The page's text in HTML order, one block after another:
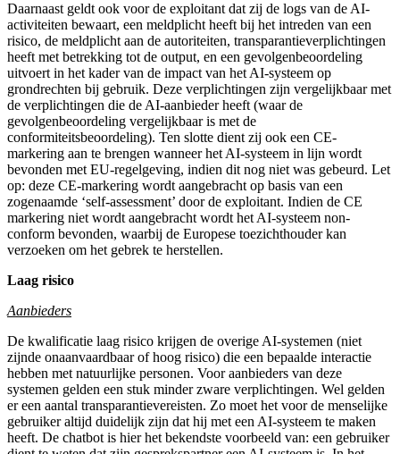
Daarnaast geldt ook voor de exploitant dat zij de logs van de AI-
activiteiten bewaart, een meldplicht heeft bij het intreden van een
risico, de meldplicht aan de autoriteiten, transparantieverplichtingen
heeft met betrekking tot de output, en een gevolgenbeoordeling
uitvoert in het kader van de impact van het AI-systeem op
grondrechten bij gebruik. Deze verplichtingen zijn vergelijkbaar met
de verplichtingen die de AI-aanbieder heeft (waar de
gevolgenbeoordeling vergelijkbaar is met de
conformiteitsbeoordeling). Ten slotte dient zij ook een CE-
markering aan te brengen wanneer het AI-systeem in lijn wordt
bevonden met EU-regelgeving, indien dit nog niet was gebeurd. Let
op: deze CE-markering wordt aangebracht op basis van een
zogenaamde ‘self-assessment’ door de exploitant. Indien de CE
markering niet wordt aangebracht wordt het AI-systeem non-
conform bevonden, waarbij de Europese toezichthouder kan
verzoeken om het gebrek te herstellen.
Laag risico
Aanbieders
De kwalificatie laag risico krijgen de overige AI-systemen (niet
zijnde onaanvaardbaar of hoog risico) die een bepaalde interactie
hebben met natuurlijke personen. Voor aanbieders van deze
systemen gelden een stuk minder zware verplichtingen. Wel gelden
er een aantal transparantievereisten. Zo moet het voor de menselijke
gebruiker altijd duidelijk zijn dat hij met een AI-systeem te maken
heeft. De chatbot is hier het bekendste voorbeeld van: een gebruiker